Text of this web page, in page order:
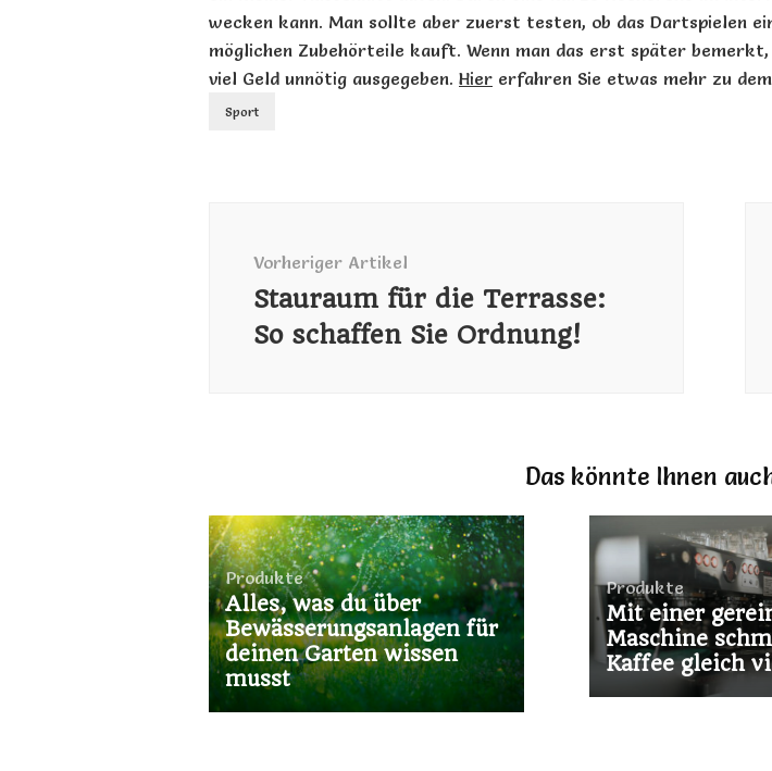
wecken kann. Man sollte aber zuerst testen, ob das Dartspielen
möglichen Zubehörteile kauft. Wenn man das erst später
viel Geld unnötig ausgegeben. Hier erfahren Sie etwas mehr zu
Sport
Vorheriger Artikel
Stauraum für die Terrasse:
So schaffen Sie Ordnung!
Das könnte Ihnen
Produkte
Alles, was du über
Bewässerungsanlagen für
deinen Garten wissen
musst
Produkte
Mit einer
Maschine
Kaffee gleich